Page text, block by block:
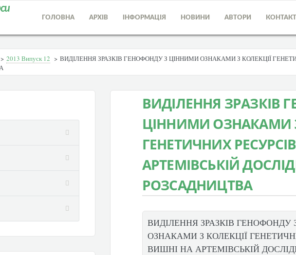
ГОЛОВНА АРХІВ ІНФОРМАЦІЯ НОВИНИ АВТОРИ
> 2013 Випуск 12 > ВИДІЛЕННЯ ЗРАЗКІВ ГЕНОФОНДУ З ЦІННИМИ ОЗНАКАМИ З КОЛЕКЦІЇ
ВИДІЛЕННЯ ЗРАЗКІВ
ЦІННИМИ ОЗНАКАМИ
ГЕНЕТИЧНИХ
АРТЕМІВСЬКІЙ
РОЗСАДНИЦТВА
ВИДІЛЕННЯ ЗРАЗКІВ ГЕНОФОНДУ
ОЗНАКАМИ З КОЛЕКЦІЇ
ВИШНІ НА АРТЕМІВСЬКІЙ